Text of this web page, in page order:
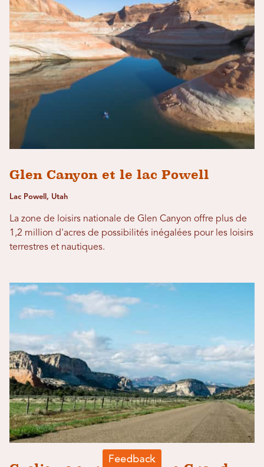
Glen Canyon et le lac Powell
Lac Powell, Utah
La zone de loisirs nationale de Glen Canyon offre plus de
1,2 million d'acres de possibilités inégalées pour les loisirs
terrestres et nautiques.